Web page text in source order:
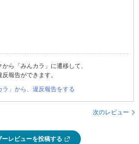
ら「みんカラ」に遷移して、
反報告ができます。
ラ」から、違反報告をする
次のレビュー
ーレビューを投稿する